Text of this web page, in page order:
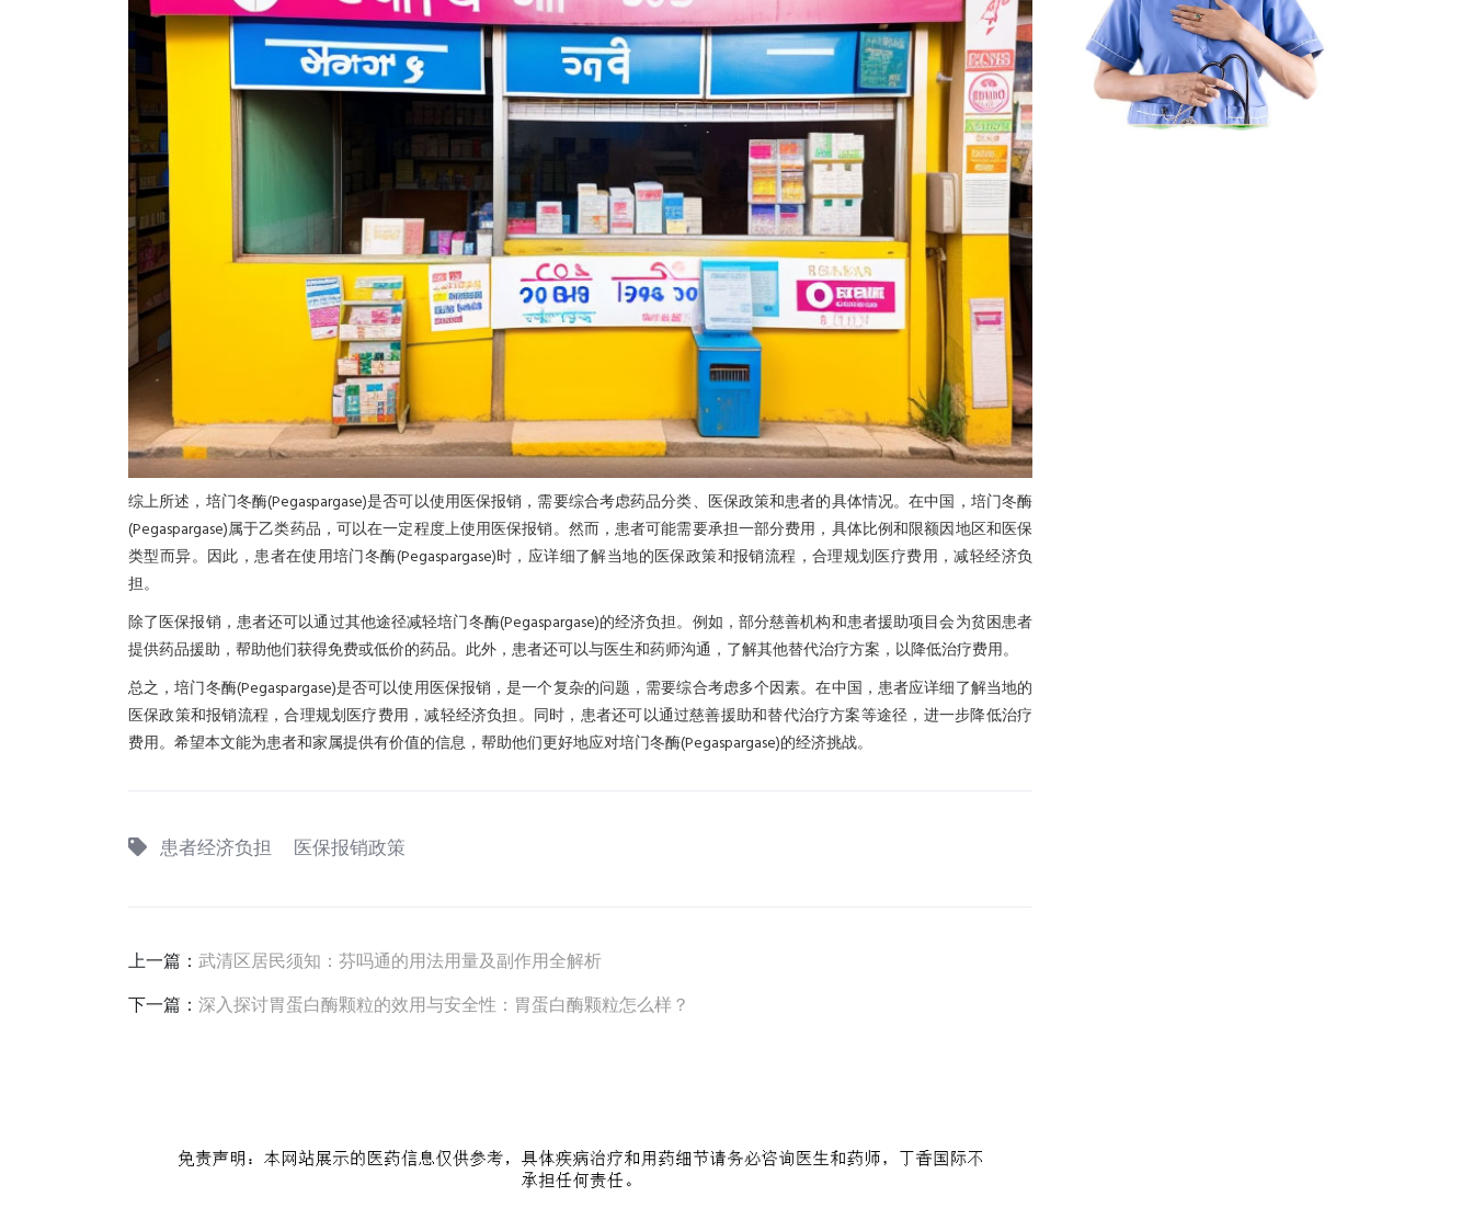
综上所述，培门冬酶(Pegaspargase)是否可以使用医保报销，需要综合考虑药品分类、医保政策和患者的具体情况。在中国，培门冬酶
(Pegaspargase)属于乙类药品，可以在一定程度上使用医保报销。然而，患者可能需要承担一部分费用，具体比例和限额因地区和医保
类型而异。因此，患者在使用培门冬酶(Pegaspargase)时，应详细了解当地的医保政策和报销流程，合理规划医疗费用，减轻经济负
担。
除了医保报销，患者还可以通过其他途径减轻培门冬酶(Pegaspargase)的经济负担。例如，部分慈善机构和患者援助项目会为贫困患者
提供药品援助，帮助他们获得免费或低价的药品。此外，患者还可以与医生和药师沟通，了解其他替代治疗方案，以降低治疗费用。
总之，培门冬酶(Pegaspargase)是否可以使用医保报销，是一个复杂的问题，需要综合考虑多个因素。在中国，患者应详细了解当地的
医保政策和报销流程，合理规划医疗费用，减轻经济负担。同时，患者还可以通过慈善援助和替代治疗方案等途径，进一步降低治疗
费用。希望本文能为患者和家属提供有价值的信息，帮助他们更好地应对培门冬酶(Pegaspargase)的经济挑战。
患者经济负担 医保报销政策
上一篇： 武清区居民须知：芬吗通的用法用量及副作用全解析
下一篇： 深入探讨胃蛋白酶颗粒的效用与安全性：胃蛋白酶颗粒怎么样？